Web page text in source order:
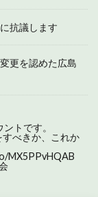
抗議します
更を認めた広島
トです。
べきか、これか
MX5PPvHQAB